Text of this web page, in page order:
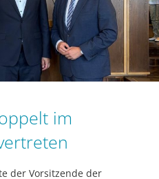
im
der Vorsitzende der